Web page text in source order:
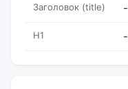
Заголовок (title) -
H1 -